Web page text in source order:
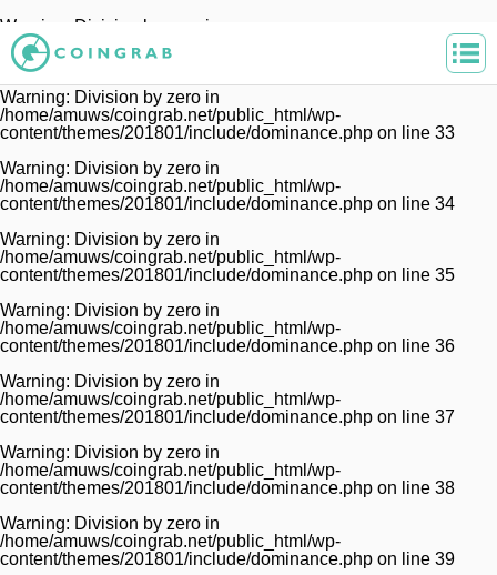
Warning
: Division by zero in
/home/amuws/coingrab.net/public_html/wp-
content/themes/201801/include/dominance.php
32
Warning: Division by zero in
/home/amuws/coingrab.net/public_html/wp-
content/themes/201801/include/dominance.php on line 33
Warning: Division by zero in
/home/amuws/coingrab.net/public_html/wp-
content/themes/201801/include/dominance.php on line 34
Warning: Division by zero in
/home/amuws/coingrab.net/public_html/wp-
content/themes/201801/include/dominance.php on line 35
Warning: Division by zero in
/home/amuws/coingrab.net/public_html/wp-
content/themes/201801/include/dominance.php on line 36
Warning: Division by zero in
/home/amuws/coingrab.net/public_html/wp-
content/themes/201801/include/dominance.php on line 37
Warning: Division by zero in
/home/amuws/coingrab.net/public_html/wp-
content/themes/201801/include/dominance.php on line 38
Warning: Division by zero in
/home/amuws/coingrab.net/public_html/wp-
content/themes/201801/include/dominance.php on line 39